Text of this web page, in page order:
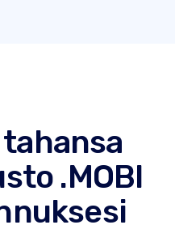
.MOBI